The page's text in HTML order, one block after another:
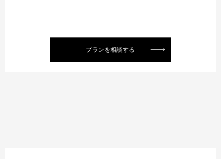
プランを相談する